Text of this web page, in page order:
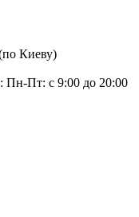
Киеву)
Пн-Пт: с 9:00 до 20:00